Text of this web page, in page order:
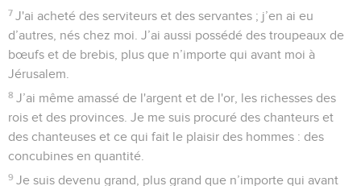
7 J'ai acheté des serviteurs et des servantes ; j’en ai eu
d’autres, nés chez moi. J’ai aussi possédé des troupeaux de
bœufs et de brebis, plus que n’importe qui avant moi à
Jérusalem.
8 J’ai même amassé de l'argent et de l'or, les richesses des
rois et des provinces. Je me suis procuré des chanteurs et
des chanteuses et ce qui fait le plaisir des hommes : des
concubines en quantité.
9 Je suis devenu grand, plus grand que n’importe qui avant